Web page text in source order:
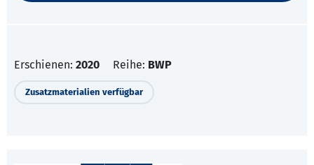
Erschienen: 2020 Reihe: BWP
Zusatzmaterialien verfügbar